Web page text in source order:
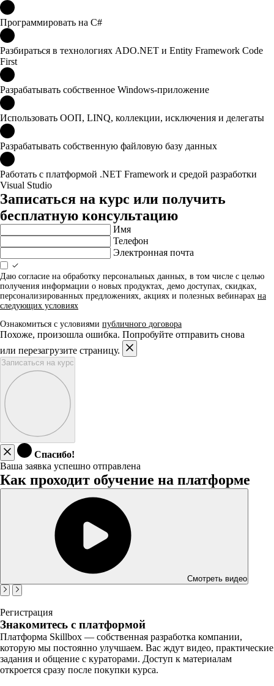
Программировать на C#
Разбираться в технологиях ADO.NET и Entity Framework Code
First
Разрабатывать собственное Windows-приложение
Использовать ООП, LINQ, коллекции, исключения и делегаты
Разрабатывать собственную файловую базу данных
Работать с платформой .NET Framework и средой разработки
Visual Studio
Записаться на курс или получить
бесплатную консультацию
Имя
Телефон
Электронная почта
Даю согласие на обработку персональных данных, в том числе с целью
получения информации о новых продуктах, демо доступах, скидках,
персонализированных предложениях, акциях и полезных вебинарах на
следующих условиях
Ознакомиться с условиями публичного договора
Похоже, произошла ошибка. Попробуйте отправить снова
или перезагрузите страницу.
Записаться на курс
Спасибо!
Ваша заявка успешно отправлена
Как проходит обучение на платформе
Смотреть видео
Регистрация
Знакомитесь с платформой
Платформа Skillbox — собственная разработка компании,
которую мы постоянно улучшаем. Вас ждут видео, практические
задания и общение с кураторами. Доступ к материалам
откроется сразу после покупки курса.